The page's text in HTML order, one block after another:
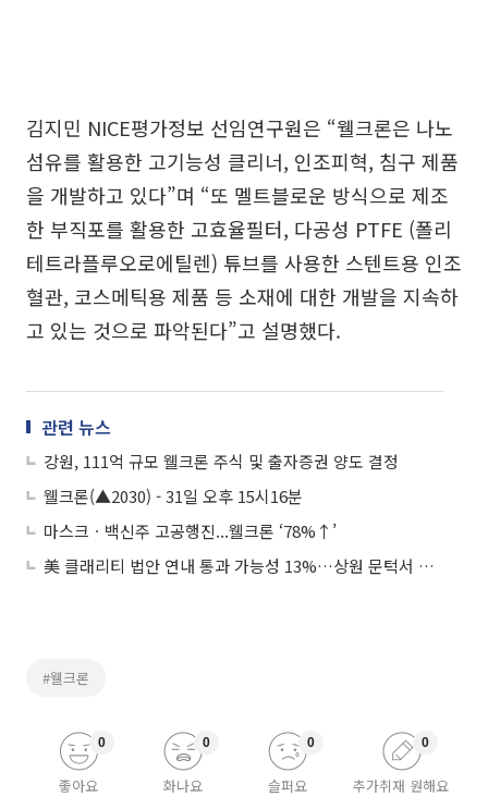
김지민 NICE평가정보 선임연구원은 “웰크론은 나노
섬유를 활용한 고기능성 클리너, 인조피혁, 침구 제품
을 개발하고 있다”며 “또 멜트블로운 방식으로 제조
한 부직포를 활용한 고효율필터, 다공성 PTFE (폴리
테트라플루오로에틸렌) 튜브를 사용한 스텐트용 인조
혈관, 코스메틱용 제품 등 소재에 대한 개발을 지속하
고 있는 것으로 파악된다”고 설명했다.
관련 뉴스
강원, 111억 규모 웰크론 주식 및 출자증권 양도 결정
웰크론(▲2030) - 31일 오후 15시16분
마스크ㆍ백신주 고공행진...웰크론 ‘78%↑’
美 클래리티 법안 연내 통과 가능성 13%…상원 문턱서 제동
#웰크론
좋아요
0
화나요
0
슬퍼요
0
추가취재 원해요
0